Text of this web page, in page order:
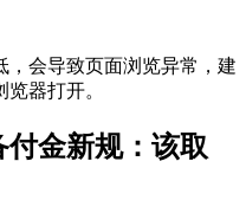
，会导致页面浏览异常，建
器打开。
金新规：该取